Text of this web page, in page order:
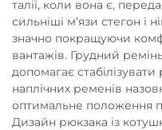
талії, коли вона є,
сильніші м’язи стегон і
значно покращуючи
вантажів. Грудний
допомагає стабілізувати
наплічних ременів
оптимальне положення
Дизайн рюкзака із